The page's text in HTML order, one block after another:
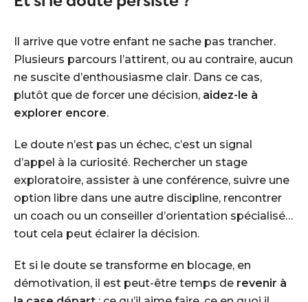
Il arrive que votre enfant ne sache pas trancher.
Plusieurs parcours l’attirent, ou au contraire, aucun
ne suscite d’enthousiasme clair. Dans ce cas,
plutôt que de forcer une décision, aidez-le à
explorer encore.
Le doute n’est pas un échec, c’est un signal
d’appel à la curiosité. Rechercher un stage
exploratoire, assister à une conférence, suivre une
option libre dans une autre discipline, rencontrer
un coach ou un conseiller d’orientation spécialisé…
tout cela peut éclairer la décision.
Et si le doute se transforme en blocage, en
démotivation, il est peut-être temps de revenir à